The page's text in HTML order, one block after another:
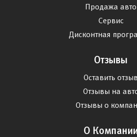
Продажа авто
Сервис
Дисконтная
Отзывы
Оставить отзыв
Отзывы на
Отзывы о
О